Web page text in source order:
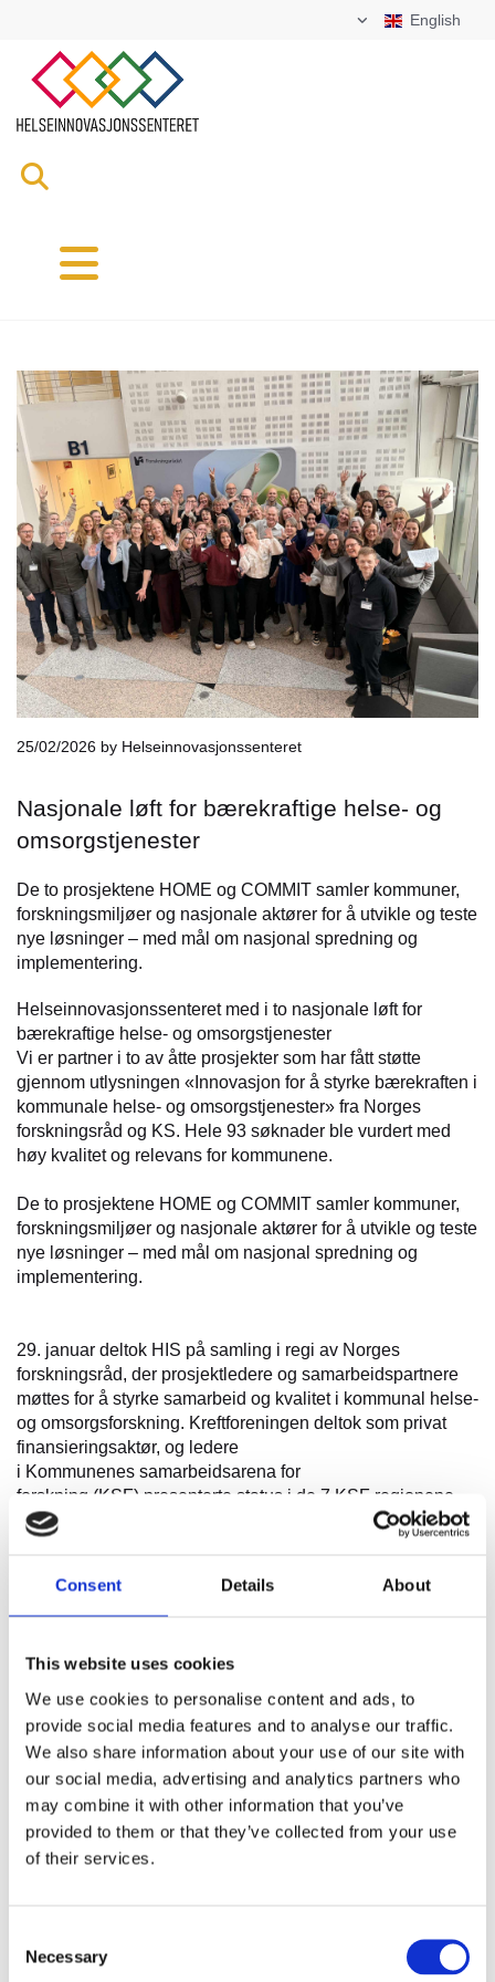
Consent Details About
This website uses cookies
We use cookies to personalise content and ads, to
provide social media features and to analyse our traffic.
We also share information about your use of our site with
our social media, advertising and analytics partners who
may combine it with other information that you’ve
provided to them or that they’ve collected from your use
of their services.
Selection
Necessary
English
25/02/2026 by Helseinnovasjonssenteret
Nasjonale løft for bærekraftige helse- og
omsorgstjenester
De to prosjektene HOME og COMMIT samler kommuner,
forskningsmiljøer og nasjonale aktører for å utvikle og teste
nye løsninger – med mål om nasjonal spredning og
implementering.
Helseinnovasjonssenteret med i to nasjonale løft for
bærekraftige helse- og omsorgstjenester
Vi er partner i to av åtte prosjekter som har fått støtte
gjennom utlysningen «Innovasjon for å styrke bærekraften i
kommunale helse- og omsorgstjenester» fra Norges
forskningsråd og KS. Hele 93 søknader ble vurdert med
høy kvalitet og relevans for kommunene.
De to prosjektene HOME og COMMIT samler kommuner,
forskningsmiljøer og nasjonale aktører for å utvikle og teste
nye løsninger – med mål om nasjonal spredning og
implementering.
29. januar deltok HIS på samling i regi av Norges
forskningsråd, der prosjektledere og samarbeidspartnere
møttes for å styrke samarbeid og kvalitet i kommunal helse-
og omsorgsforskning. Kreftforeningen deltok som privat
finansieringsaktør, og ledere
i Kommunenes samarbeidsarena for
forskning (KSF) presenterte status i de 7 KSF regionene.
COMMIT ledes av Ingebrigt Meisingset ved NTNU og
tverrfaglig, teambasert modell for behandling av muskel- og
skjelettplager i fastlegekontor.
Muskel- og skjelettplager står for 17,4 prosent av alle
fastlegekonsultasjoner og er den største årsaken til
sykefravær i Norge. COMMIT samarbeider
med Kristiansund kommune, Bodø kommune, Bergen
kommune, NAV, Høgskolen på Vestlandet og St. Olavs
hospital, m.fl.
Målet er raskere og mer treffsikker oppfølging, redusert
år. HIS leder en arbeidspakke og vil gjennomføre